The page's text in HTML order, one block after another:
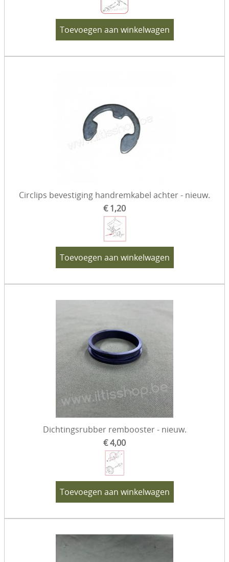
Toevoegen aan winkelwagen
Circlips bevestiging handremkabel achter - nieuw.
€ 1,20
Toevoegen aan winkelwagen
Dichtingsrubber rembooster - nieuw.
€ 4,00
Toevoegen aan winkelwagen